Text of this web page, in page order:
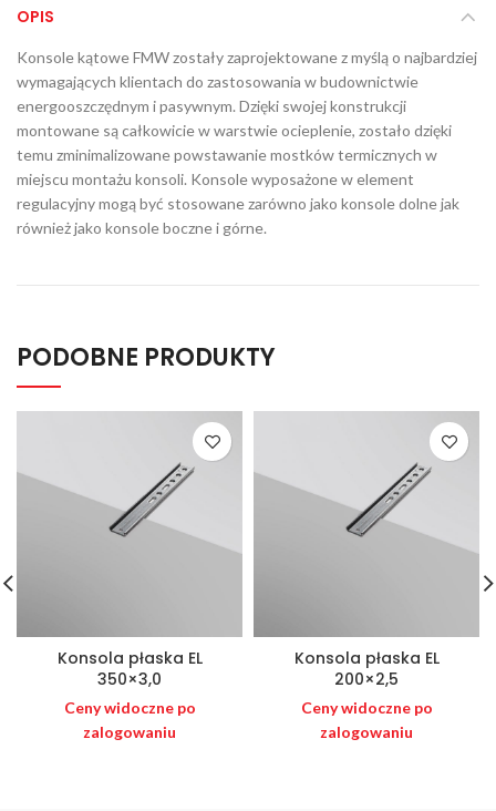
OPIS
Konsole kątowe FMW zostały zaprojektowane z myślą o najbardziej
wymagających klientach do zastosowania w budownictwie
energooszczędnym i pasywnym. Dzięki swojej konstrukcji
montowane są całkowicie w warstwie ocieplenie, zostało dzięki
temu zminimalizowane powstawanie mostków termicznych w
miejscu montażu konsoli. Konsole wyposażone w element
regulacyjny mogą być stosowane zarówno jako konsole dolne jak
również jako konsole boczne i górne.
PODOBNE PRODUKTY
Konsola płaska EL
350×3,0
Ceny widoczne po
zalogowaniu
Konsola płaska EL
200×2,5
Ceny widoczne po
zalogowaniu